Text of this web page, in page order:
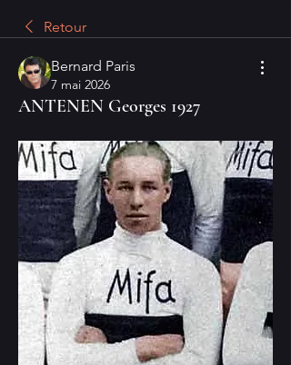
Retour
Bernard Paris
7 mai 2026
ANTENEN Georges 1927